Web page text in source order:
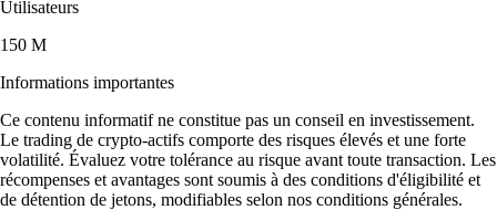
Utilisateurs
150 M
Informations importantes
Ce contenu informatif ne constitue pas un conseil en investissement.
Le trading de crypto-actifs comporte des risques élevés et une forte
volatilité. Évaluez votre tolérance au risque avant toute transaction. Les
récompenses et avantages sont soumis à des conditions d'éligibilité et
de détention de jetons, modifiables selon nos conditions générales.